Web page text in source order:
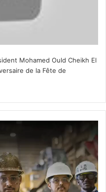
Mohamed Ould Cheikh El
de la Fête de